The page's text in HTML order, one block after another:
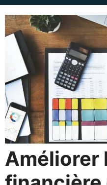
Améliorer